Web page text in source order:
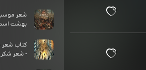
شعر
بهشت
کتاب شعر
- شعر شکر